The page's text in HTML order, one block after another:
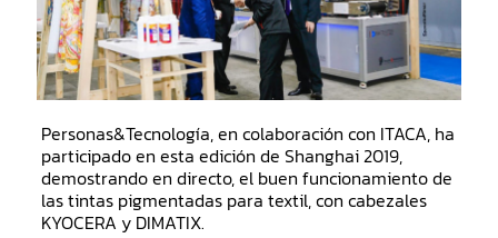
Personas&Tecnología, en colaboración con ITACA, ha
participado en esta edición de Shanghai 2019,
demostrando en directo, el buen funcionamiento de
las tintas pigmentadas para textil, con cabezales
KYOCERA y DIMATIX.